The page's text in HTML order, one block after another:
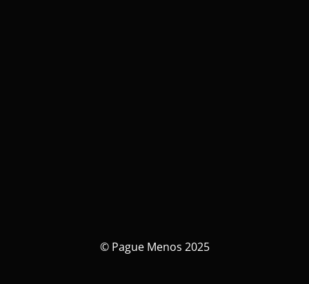
© Pague Menos 2025